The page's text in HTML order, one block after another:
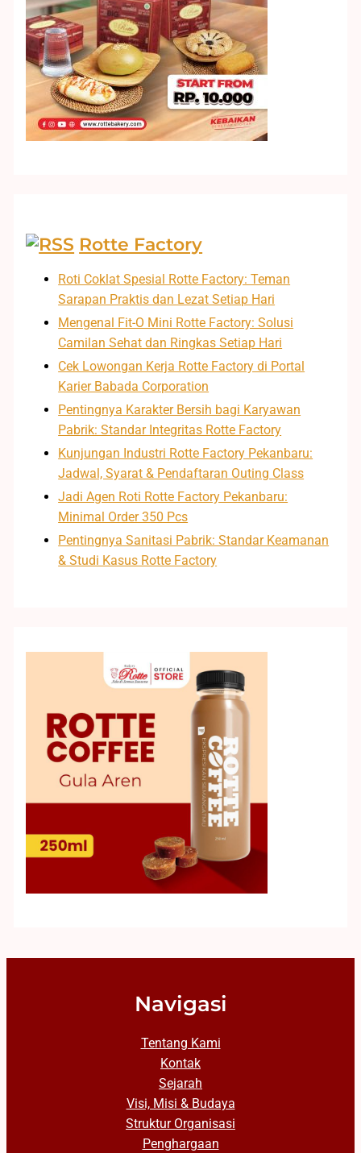
Rotte Factory
Roti Coklat Spesial Rotte Factory: Teman
Sarapan Praktis dan Lezat Setiap Hari
Mengenal Fit-O Mini Rotte Factory: Solusi
Camilan Sehat dan Ringkas Setiap Hari
Cek Lowongan Kerja Rotte Factory di Portal
Karier Babada Corporation
Pentingnya Karakter Bersih bagi Karyawan
Pabrik: Standar Integritas Rotte Factory
Kunjungan Industri Rotte Factory Pekanbaru:
Jadwal, Syarat & Pendaftaran Outing Class
Jadi Agen Roti Rotte Factory Pekanbaru:
Minimal Order 350 Pcs
Pentingnya Sanitasi Pabrik: Standar Keamanan
& Studi Kasus Rotte Factory
Navigasi
Tentang Kami
Kontak
Sejarah
Visi, Misi & Budaya
Struktur Organisasi
Penghargaan